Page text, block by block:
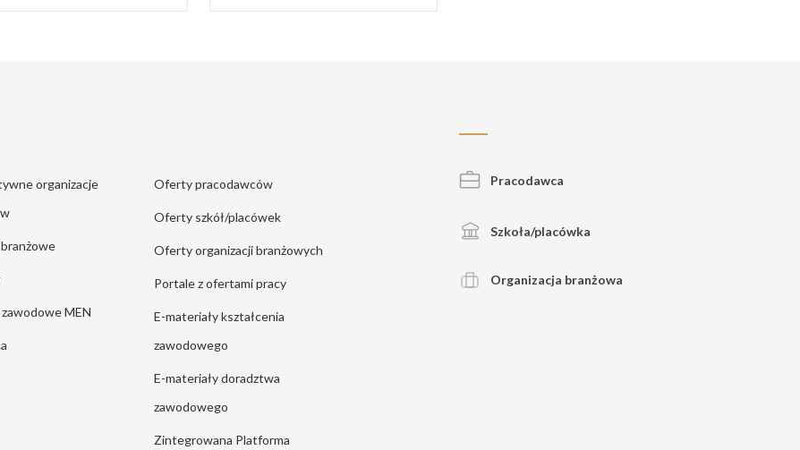
organizacje
MEN
Oferty pracodawców
Oferty szkół/placówek
Oferty organizacji branżowych
Portale z ofertami pracy
E-materiały kształcenia
zawodowego
E-materiały doradztwa
zawodowego
Zintegrowana Platforma
Pracodawca
Szkoła/placówka
Organizacja branżowa